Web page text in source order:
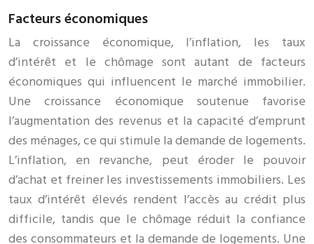
Facteurs économiques
La croissance économique, l’inflation, les taux
d’intérêt et le chômage sont autant de facteurs
économiques qui influencent le marché immobilier.
Une croissance économique soutenue favorise
l’augmentation des revenus et la capacité d’emprunt
des ménages, ce qui stimule la demande de logements.
L’inflation, en revanche, peut éroder le pouvoir
d’achat et freiner les investissements immobiliers. Les
taux d’intérêt élevés rendent l’accès au crédit plus
difficile, tandis que le chômage réduit la confiance
des consommateurs et la demande de logements. Une